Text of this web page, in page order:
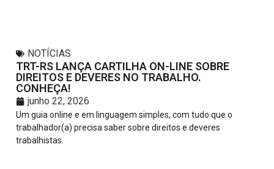
NOTÍCIAS
TRT-RS LANÇA CARTILHA ON-LINE SOBRE
DIREITOS E DEVERES NO TRABALHO.
CONHEÇA!
junho 22, 2026
Um guia online e em linguagem simples, com tudo que o
trabalhador(a) precisa saber sobre direitos e deveres
trabalhistas.